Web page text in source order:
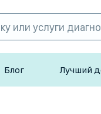
Блог Лучший